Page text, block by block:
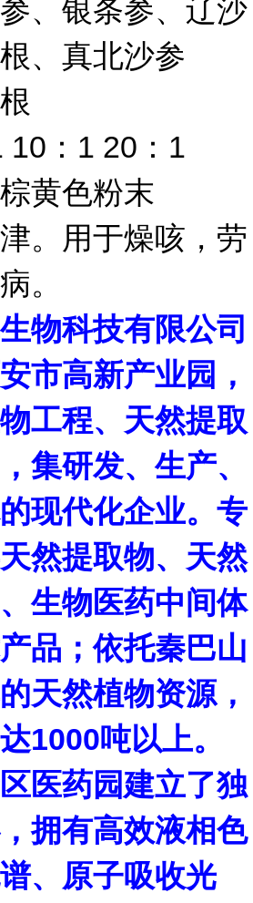
、银条参、辽沙
、真北沙参
10：1 20：1
黄色粉末
。用于燥咳，劳
。
物科技有限公司
市高新产业园，
工程、天然提取
集研发、生产、
现代化企业。专
然提取物、天然
生物医药中间体
品；依托秦巴山
天然植物资源，
1000吨以上。
医药园建立了独
拥有高效液相色
、原子吸收光